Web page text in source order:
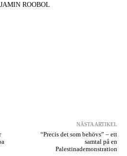
ROOBOL
NÄSTA ARTIKEL
“Precis det som behövs” – ett
samtal på en
Palestinademonstration